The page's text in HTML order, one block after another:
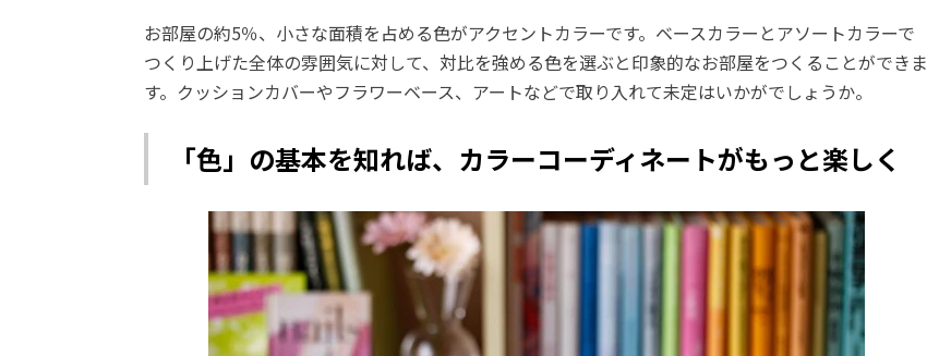
お部屋の約5％、小さな面積を占める色がアクセントカラーです。ベースカラーとアソートカラーで
つくり上げた全体の雰囲気に対して、対比を強める色を選ぶと印象的なお部屋をつくることができま
す。クッションカバーやフラワーベース、アートなどで取り入れて未定はいかがでしょうか。
「色」の基本を知れば、カラーコーディネートがもっと楽しく